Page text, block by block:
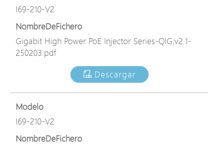
I69-210-V2
NombreDeFichero
Gigabit High Power PoE Injector Series-QIG,v2.1-
250203.pdf
Descargar
Modelo
I69-210-V2
NombreDeFichero